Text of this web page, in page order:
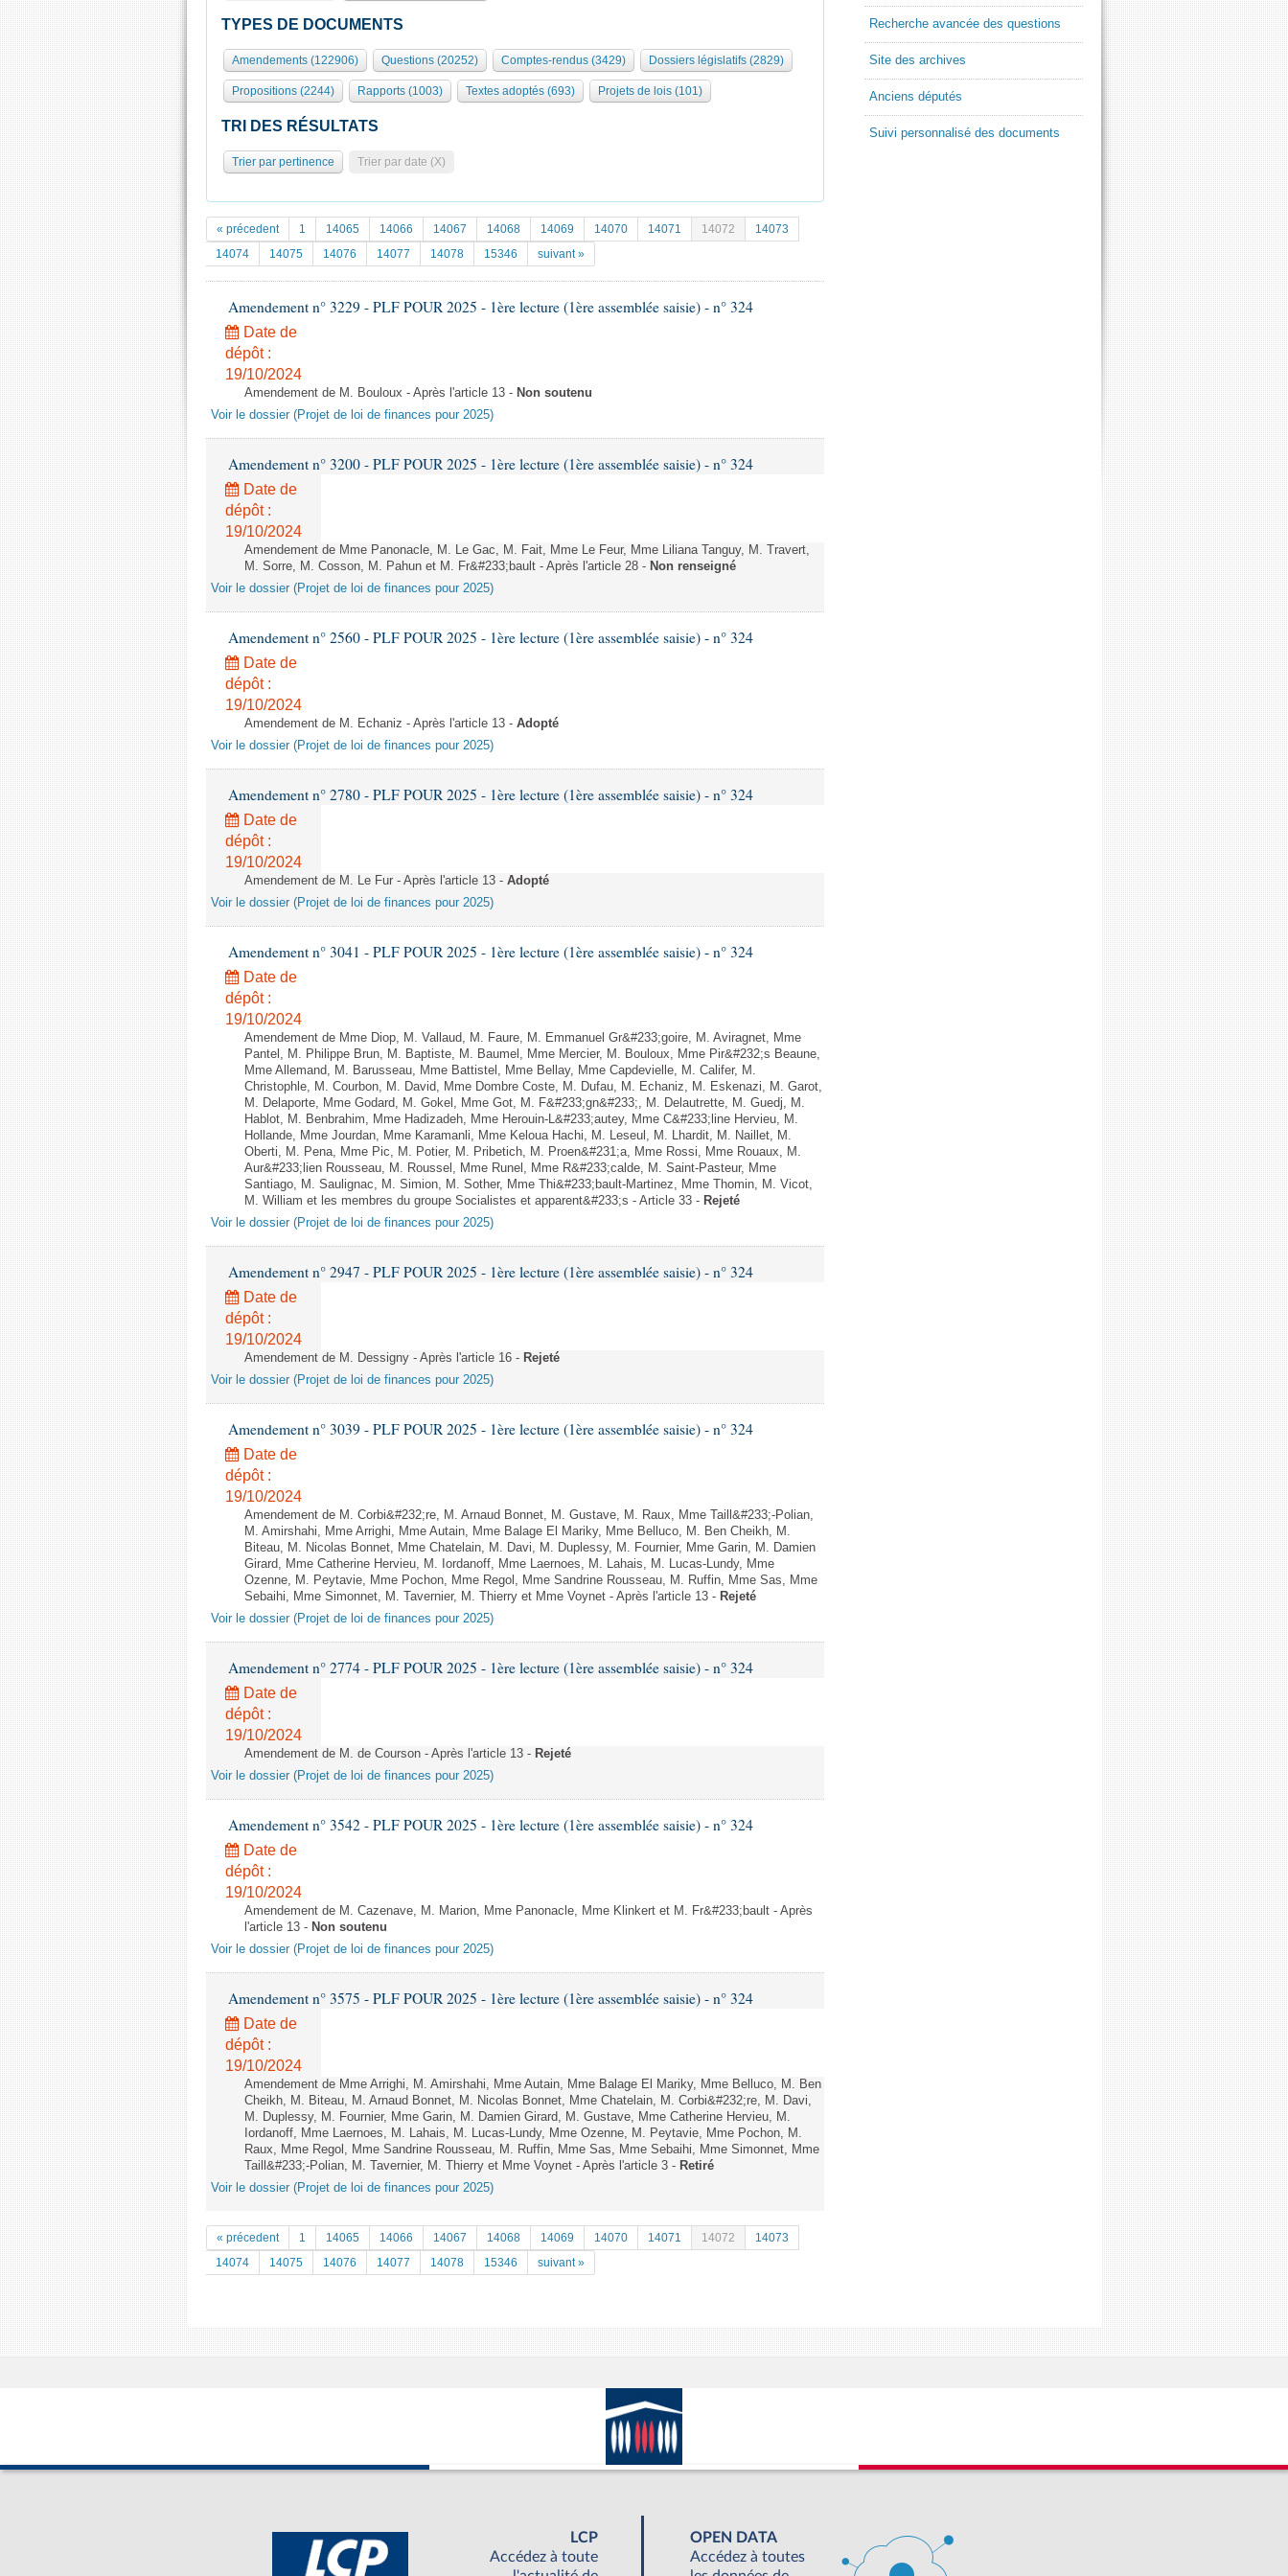
TYPES DE DOCUMENTS
Amendements (122906) Questions (20252) Comptes-rendus (3429) Dossiers législatifs (2829)
Propositions (2244) Rapports (1003) Textes adoptés (693) Projets de lois (101)
TRI DES RÉSULTATS
Trier par pertinence Trier par date (X)
« précedent 1 14065 14066 14067 14068 14069 14070 14071 14072
14073
14074
14075 14076 14077 14078 15346 suivant »
Amendement n° 3229 - PLF POUR 2025 - 1ère lecture (1ère assemblée saisie) - n° 324
Date de
dépôt :
19/10/2024
Amendement de M. Bouloux - Après l'article 13 - Non soutenu
Voir le dossier (Projet de loi de finances pour 2025)
Amendement n° 3200 - PLF POUR 2025 - 1ère lecture (1ère assemblée saisie) - n° 324
Date de
dépôt :
19/10/2024
Amendement de Mme Panonacle, M. Le Gac, M. Fait, Mme Le Feur, Mme Liliana Tanguy, M. Travert,
M. Sorre, M. Cosson, M. Pahun et M. Fr&#233;bault - Après l'article 28 - Non renseigné
Voir le dossier (Projet de loi de finances pour 2025)
Amendement n° 2560 - PLF POUR 2025 - 1ère lecture (1ère assemblée saisie) - n° 324
Date de
dépôt :
19/10/2024
Amendement de M. Echaniz - Après l'article 13 - Adopté
Voir le dossier (Projet de loi de finances pour 2025)
Amendement n° 2780 - PLF POUR 2025 - 1ère lecture (1ère assemblée saisie) - n° 324
Date de
dépôt :
19/10/2024
Amendement de M. Le Fur - Après l'article 13 - Adopté
Voir le dossier (Projet de loi de finances pour 2025)
Amendement n° 3041 - PLF POUR 2025 - 1ère lecture (1ère assemblée saisie) - n° 324
Date de
dépôt :
19/10/2024
Amendement de Mme Diop, M. Vallaud, M. Faure, M. Emmanuel Gr&#233;goire, M. Aviragnet, Mme
Pantel, M. Philippe Brun, M. Baptiste, M. Baumel, Mme Mercier, M. Bouloux, Mme Pir&#232;s Beaune,
Mme Allemand, M. Barusseau, Mme Battistel, Mme Bellay, Mme Capdevielle, M. Califer, M.
Christophle, M. Courbon, M. David, Mme Dombre Coste, M. Dufau, M. Echaniz, M. Eskenazi, M. Garot,
M. Delaporte, Mme Godard, M. Gokel, Mme Got, M. F&#233;gn&#233;, M. Delautrette, M. Guedj, M.
Hablot, M. Benbrahim, Mme Hadizadeh, Mme Herouin-L&#233;autey, Mme C&#233;line Hervieu, M.
Hollande, Mme Jourdan, Mme Karamanli, Mme Keloua Hachi, M. Leseul, M. Lhardit, M. Naillet, M.
Oberti, M. Pena, Mme Pic, M. Potier, M. Pribetich, M. Proen&#231;a, Mme Rossi, Mme Rouaux, M.
Aur&#233;lien Rousseau, M. Roussel, Mme Runel, Mme R&#233;calde, M. Saint-Pasteur, Mme
Santiago, M. Saulignac, M. Simion, M. Sother, Mme Thi&#233;bault-Martinez, Mme Thomin, M. Vicot,
M. William et les membres du groupe Socialistes et apparent&#233;s - Article 33 - Rejeté
Voir le dossier (Projet de loi de finances pour 2025)
Amendement n° 2947 - PLF POUR 2025 - 1ère lecture (1ère assemblée saisie) - n° 324
Date de
dépôt :
19/10/2024
Amendement de M. Dessigny - Après l'article 16 - Rejeté
Voir le dossier (Projet de loi de finances pour 2025)
Amendement n° 3039 - PLF POUR 2025 - 1ère lecture (1ère assemblée saisie) - n° 324
Date de
dépôt :
19/10/2024
Amendement de M. Corbi&#232;re, M. Arnaud Bonnet, M. Gustave, M. Raux, Mme Taill&#233;-Polian,
M. Amirshahi, Mme Arrighi, Mme Autain, Mme Balage El Mariky, Mme Belluco, M. Ben Cheikh, M.
Biteau, M. Nicolas Bonnet, Mme Chatelain, M. Davi, M. Duplessy, M. Fournier, Mme Garin, M. Damien
Girard, Mme Catherine Hervieu, M. Iordanoff, Mme Laernoes, M. Lahais, M. Lucas-Lundy, Mme
Ozenne, M. Peytavie, Mme Pochon, Mme Regol, Mme Sandrine Rousseau, M. Ruffin, Mme Sas, Mme
Sebaihi, Mme Simonnet, M. Tavernier, M. Thierry et Mme Voynet - Après l'article 13 - Rejeté
Voir le dossier (Projet de loi de finances pour 2025)
Amendement n° 2774 - PLF POUR 2025 - 1ère lecture (1ère assemblée saisie) - n° 324
Date de
dépôt :
19/10/2024
Amendement de M. de Courson - Après l'article 13 - Rejeté
Voir le dossier (Projet de loi de finances pour 2025)
Amendement n° 3542 - PLF POUR 2025 - 1ère lecture (1ère assemblée saisie) - n° 324
Date de
dépôt :
19/10/2024
Amendement de M. Cazenave, M. Marion, Mme Panonacle, Mme Klinkert et M. Fr&#233;bault - Après
l'article 13 - Non soutenu
Voir le dossier (Projet de loi de finances pour 2025)
Amendement n° 3575 - PLF POUR 2025 - 1ère lecture (1ère assemblée saisie) - n° 324
Date de
dépôt :
19/10/2024
Amendement de Mme Arrighi, M. Amirshahi, Mme Autain, Mme Balage El Mariky, Mme Belluco, M. Ben
Cheikh, M. Biteau, M. Arnaud Bonnet, M. Nicolas Bonnet, Mme Chatelain, M. Corbi&#232;re, M. Davi,
M. Duplessy, M. Fournier, Mme Garin, M. Damien Girard, M. Gustave, Mme Catherine Hervieu, M.
Iordanoff, Mme Laernoes, M. Lahais, M. Lucas-Lundy, Mme Ozenne, M. Peytavie, Mme Pochon, M.
Raux, Mme Regol, Mme Sandrine Rousseau, M. Ruffin, Mme Sas, Mme Sebaihi, Mme Simonnet, Mme
Taill&#233;-Polian, M. Tavernier, M. Thierry et Mme Voynet - Après l'article 3 - Retiré
Voir le dossier (Projet de loi de finances pour 2025)
« précedent 1 14065 14066 14067 14068 14069 14070 14071 14072
14073
14074
14075 14076 14077 14078 15346 suivant »
Recherche avancée des questions
Site des archives
Anciens députés
Suivi personnalisé des documents
LCP
Accédez à toute
OPEN DATA
Accédez à toutes